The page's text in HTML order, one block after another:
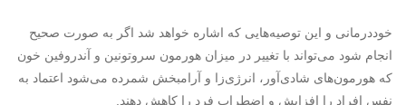
خوددرمانی و این توصیه‌هایی که اشاره خواهد شد اگر به صورت صحیح
انجام شود می‌تواند با تغییر در میزان هورمون سروتونین و آندروفین خون
که هورمون‌های شادی‌آور، انرژی‌زا و آرامبخش شمرده می‌شود اعتماد به
نفس افراد را افزایش و اضطراب فرد را کاهش دهند.